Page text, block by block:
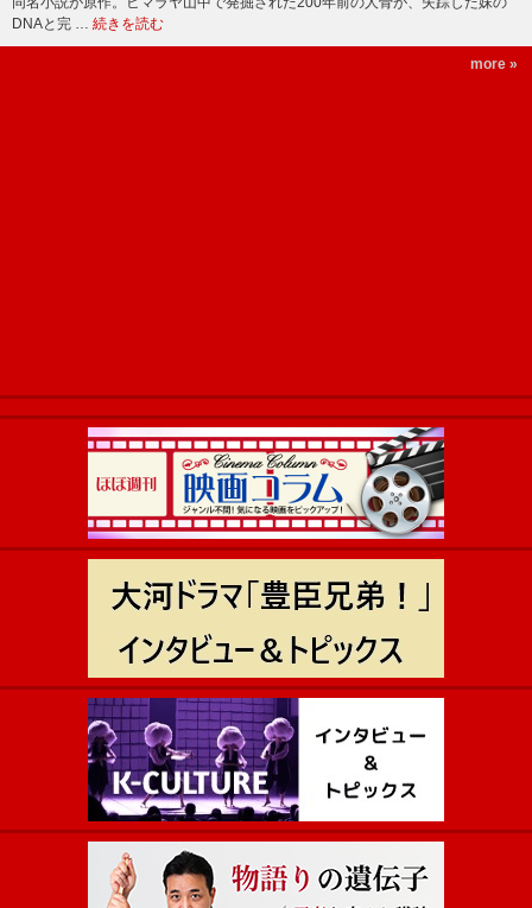
DNAと完 … 続きを読む
more »